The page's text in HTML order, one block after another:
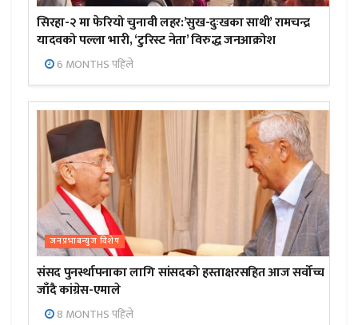
सिरहा-२ मा फेरियो चुनावी लहर:’सुख-दुःखका साथी’ रामचन्द्र
यादवको पल्ला भारी, ‘टुरिस्ट नेता’ विरुद्ध जनआक्रोश
6 MONTHS पहिले
जनप्रभाबन्युज विशेष
संसद पुनर्स्थापनाका लागि सांसदको हस्ताक्षरसहित आज सर्वोच्च
जाँदै कांग्रेस-एमाले
8 MONTHS पहिले